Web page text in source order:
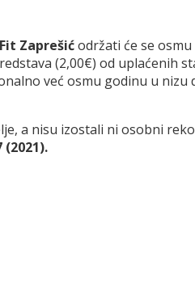
Zaprešićodržati će se
(2,00€) od uplaćenih
već osmu godinu u nizu
a nisu izostali ni osobni
(2021).